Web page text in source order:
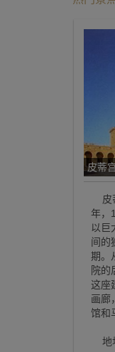
皮蒂
皮
年，
以巨
间的
期。
院的
这座
画廊
馆和
地